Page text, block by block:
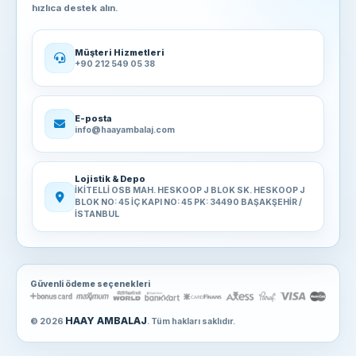
hızlıca destek alın.
Müşteri Hizmetleri
+90 212 549 05 38
E-posta
info@haayambalaj.com
Lojistik & Depo
İKİTELLİ OSB MAH. HESKOOP J BLOK SK. HESKOOP J
BLOK NO: 45 İÇ KAPI NO: 45 PK: 34490 BAŞAKŞEHİR /
İSTANBUL
Güvenli ödeme seçenekleri
© 2026 HAAY AMBALAJ . Tüm hakları saklıdır.